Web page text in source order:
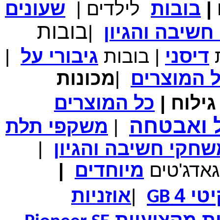
₪700.00 מחיר שוק
₪339.00 המחיר שלך
משלוח חינם
עיטור פרחוני
₪150.00 מחיר שוק
₪104.00 המחיר כולל משלוח :
נרתיק עור יוקרתי עבור אייפוד וידאו 60GB\80GB \שחור
| בובות לילדים |
שעונים
והגיון
|בובות
דיסני | בובות גיבורי על
|
המוצרים |מכונות
| כל המוצרים
ואבטחה | משקפי תלת
חשיבה והגיון
|
גאדג'טים מיוחדים |
4
GB
|אוזניות